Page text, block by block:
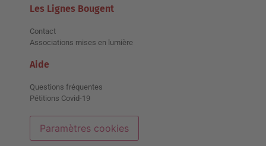
Les Lignes Bougent
Contact
Associations mises en lumière
Aide
Questions fréquentes
Pétitions Covid-19
Paramètres cookies